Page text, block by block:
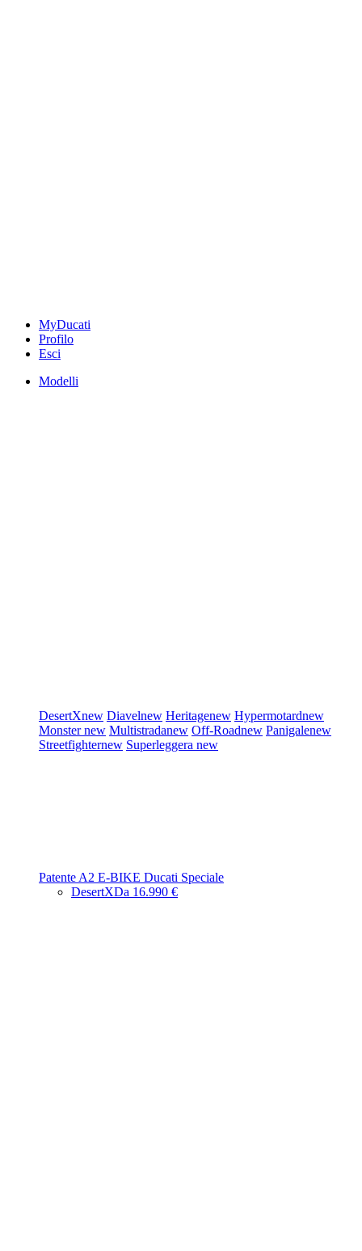
MyDucati
Profilo
Esci
Modelli
DesertXnew Diavelnew Heritagenew Hypermotardnew
Monsternew Multistradanew Off-Roadnew Panigalenew
Streetfighternew Superleggera new
Patente A2 E-BIKE Ducati Speciale
DesertXDa 16.990 €